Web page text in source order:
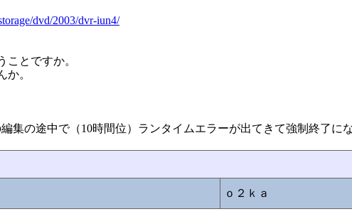
dvd/2003/dvr-iun4/
ことですか。
か。
集の途中で（10時間位）ランタイムエラーが出てきて強制終了にな
ｏ２ｋａ